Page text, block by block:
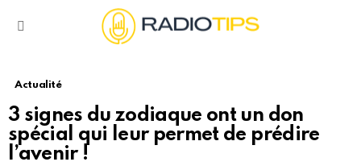
Actualité
3 signes du zodiaque ont un don
spécial qui leur permet de prédire
l’avenir !